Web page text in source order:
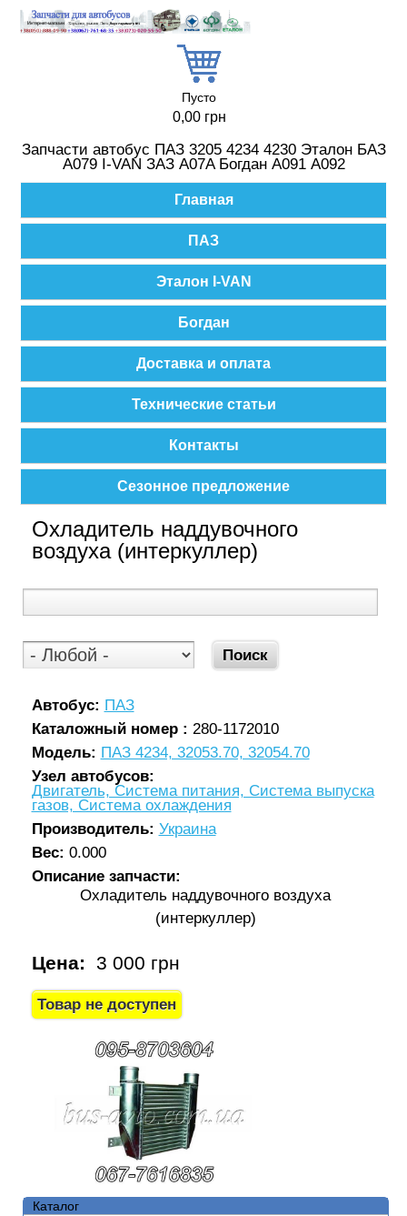
Пусто
0,00 грн
Запчасти автобус ПАЗ 3205 4234 4230 Эталон БАЗ
А079 I-VAN ЗАЗ A07A Богдан А091 А092
Главная
ПАЗ
Эталон I-VAN
Богдан
Доставка и оплата
Технические статьи
Контакты
Сезонное предложение
Охладитель наддувочного
воздуха (интеркуллер)
Автобус: ПАЗ
Каталожный номер : 280-1172010
Модель: ПАЗ 4234, 32053.70, 32054.70
Узел автобусов:
Двигатель, Система питания, Система выпуска
газов, Система охлаждения
Производитель: Украина
Вес: 0.000
Описание запчасти:
Охладитель наддувочного воздуха
(интеркуллер)
Цена: 3 000 грн
Каталог